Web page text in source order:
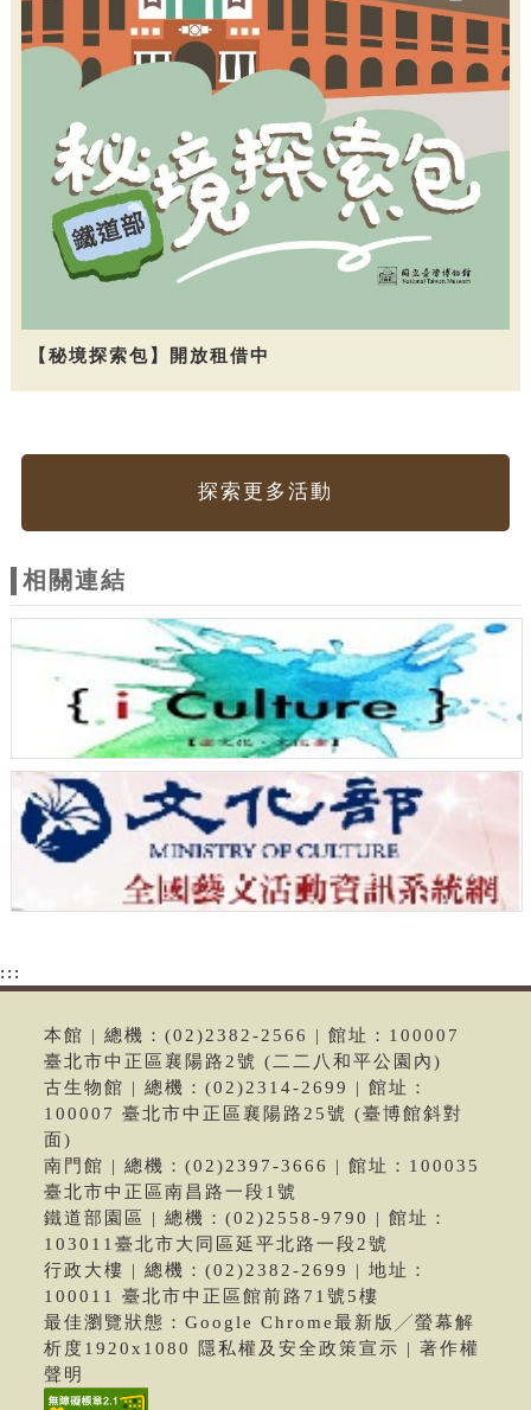
【秘境探索包】開放租借中
探索更多活動
相關連結
:::
本館 | 總機：(02)2382-2566 | 館址：100007
臺北市中正區襄陽路2號 (二二八和平公園內)
古生物館 | 總機：(02)2314-2699 | 館址：
100007 臺北市中正區襄陽路25號 (臺博館斜對
面)
南門館 | 總機：(02)2397-3666 | 館址：100035
臺北市中正區南昌路一段1號
鐵道部園區 | 總機：(02)2558-9790 | 館址：
103011臺北市大同區延平北路一段2號
行政大樓 | 總機：(02)2382-2699 | 地址：
100011 臺北市中正區館前路71號5樓
最佳瀏覽狀態：Google Chrome最新版╱螢幕解
析度1920x1080 隱私權及安全政策宣示 | 著作權
聲明